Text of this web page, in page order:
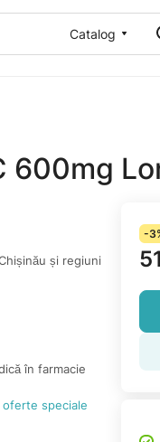
Catalog
600mg
și regiuni
în farmacie
oferte speciale
-